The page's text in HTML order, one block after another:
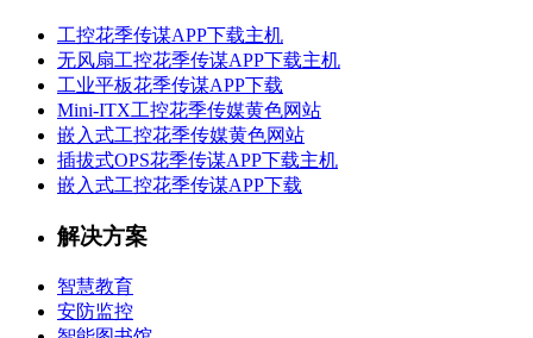
工控花季传谋APP下载主机
无风扇工控花季传谋APP下载主机
工业平板花季传谋APP下载
Mini-ITX工控花季传媒黄色网站
嵌入式工控花季传媒黄色网站
插拔式OPS花季传谋APP下载主机
嵌入式工控花季传谋APP下载
解决方案
智慧教育
安防监控